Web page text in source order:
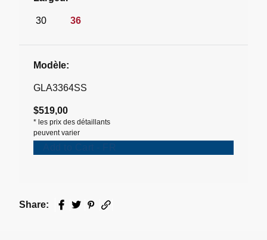
30 36
Modèle:
GLA3364SS
$519,00
* les prix des détaillants
peuvent varier
Share: Facebook
TwitterPinterest
Email